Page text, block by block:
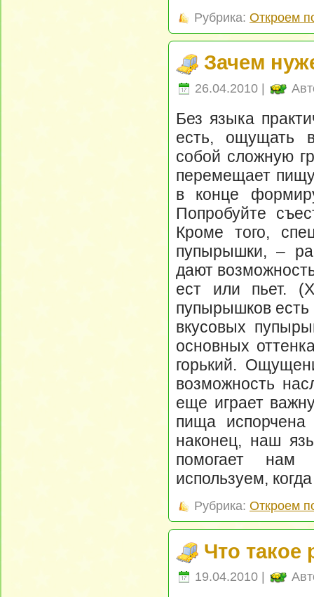
Рубрика: Откроем
Зачем
26.04.2010 |
Без языка
есть, ощущать
собой сложную
перемещает
в конце
Попробуйте
Кроме того,
пупырышки, –
дают
ест или пьет.
пупырышков есть
вкусовых
основных
горький.
возможность
еще играет
пища
наконец, наш
помогает нам
используем,
Рубрика: Откроем
Что такое
19.04.2010 |